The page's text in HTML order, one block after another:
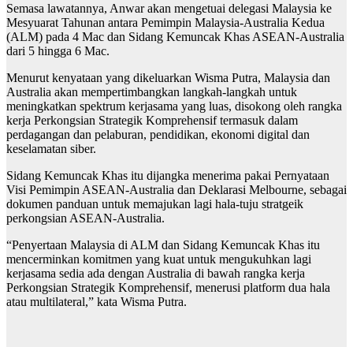
Semasa lawatannya, Anwar akan mengetuai delegasi Malaysia ke
Mesyuarat Tahunan antara Pemimpin Malaysia-Australia Kedua
(ALM) pada 4 Mac dan Sidang Kemuncak Khas ASEAN-Australia
dari 5 hingga 6 Mac.
Menurut kenyataan yang dikeluarkan Wisma Putra, Malaysia dan
Australia akan mempertimbangkan langkah-langkah untuk
meningkatkan spektrum kerjasama yang luas, disokong oleh rangka
kerja Perkongsian Strategik Komprehensif termasuk dalam
perdagangan dan pelaburan, pendidikan, ekonomi digital dan
keselamatan siber.
Sidang Kemuncak Khas itu dijangka menerima pakai Pernyataan
Visi Pemimpin ASEAN-Australia dan Deklarasi Melbourne, sebagai
dokumen panduan untuk memajukan lagi hala-tuju stratgeik
perkongsian ASEAN-Australia.
“Penyertaan Malaysia di ALM dan Sidang Kemuncak Khas itu
mencerminkan komitmen yang kuat untuk mengukuhkan lagi
kerjasama sedia ada dengan Australia di bawah rangka kerja
Perkongsian Strategik Komprehensif, menerusi platform dua hala
atau multilateral,” kata Wisma Putra.